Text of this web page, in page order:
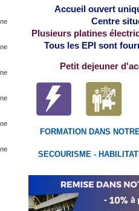
Accueil ouvert
Centre
Plusieurs platines
Tous les EPI sont
Petit dejeuner
FORMATION DANS
SECOURISME -